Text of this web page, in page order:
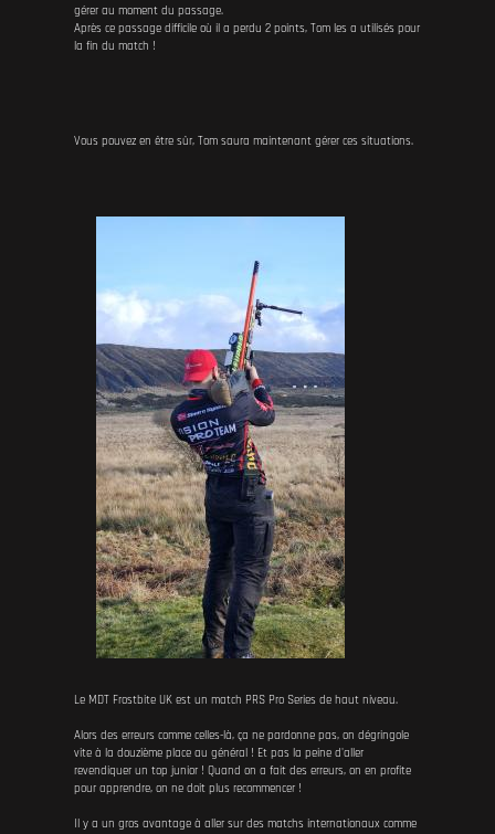
gérer au moment du passage.
Après ce passage difficile où il a perdu 2 points, Tom les a utilisés pour
la fin du match !
Vous pouvez en être sûr, Tom saura maintenant gérer ces situations.
Le MDT Frostbite UK est un match PRS Pro Series de haut niveau.
Alors des erreurs comme celles-là, ça ne pardonne pas, on dégringole
vite à la douzième place au général ! Et pas la peine d'aller
revendiquer un top junior ! Quand on a fait des erreurs, on en profite
pour apprendre, on ne doit plus recommencer !
Il y a un gros avantage à aller sur des matchs internationaux comme